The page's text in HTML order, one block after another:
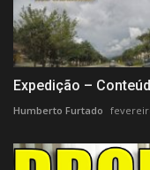
Expedição –
Humberto Furtado